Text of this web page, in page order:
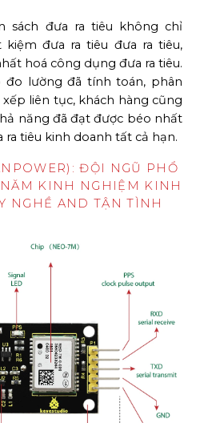
sách đưa ra tiêu không chỉ
đưa ra tiêu đưa ra tiêu,
hoá công dụng đưa ra tiêu.
đo lường đã tính toán, phân
liên tục, khách hàng cũng
năng đã đạt được béo nhất
ra tiêu kinh doanh tất cả hạn.
ĐỘI NGŨ PHỔ
KINH NGHIỆM KINH
NGHỀ AND TẬN TÌNH